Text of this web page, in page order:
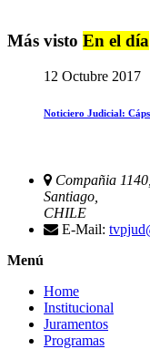
Más visto En el día
12 Octubre 2017
Noticiero Judicial:
Compañia 1140,
Santiago,
CHILE
E-Mail:
Menú
Home
Institucional
Juramentos
Programas